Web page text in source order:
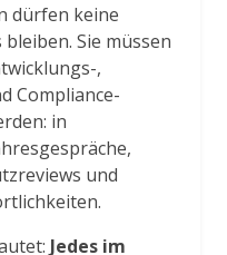
dürfen keine
Sie müssen
,
Compliance-
in
und
Jedes im